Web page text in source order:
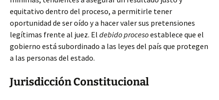
equitativo dentro del proceso, a permitirle tener
oportunidad de ser oído y a hacer valer sus pretensiones
legítimas frente al juez. El debido procesoestablece que el
gobierno está subordinado a las leyes del país que protegen
a las personas del estado.
Jurisdicción Constitucional